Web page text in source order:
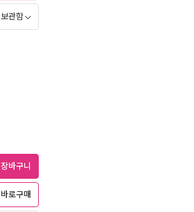
보관함
장바구니
바로구매